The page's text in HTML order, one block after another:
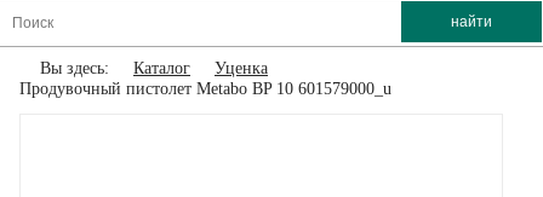
Вы здесь: Каталог
Уценка
Продувочный пистолет Metabo BP 10 601579000_u